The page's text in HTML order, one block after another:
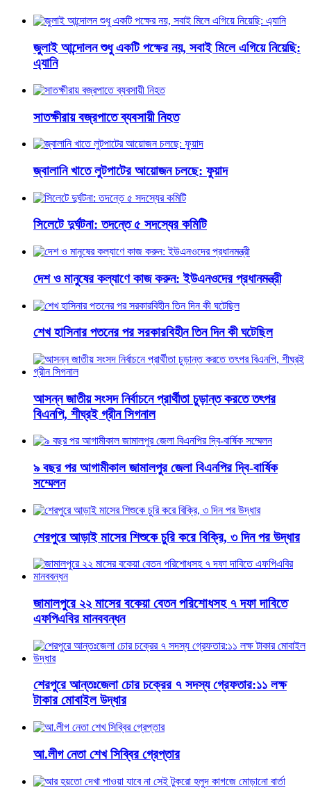
জুলাই আন্দোলন শুধু একটি পক্ষের নয়, সবাই মিলে এগিয়ে নিয়েছি:
এ্যানি
সাতক্ষীরায় বজ্রপাতে ব্যবসায়ী নিহত
জ্বালানি খাতে লুটপাটের আয়োজন চলছে: ফুয়াদ
সিলেটে দুর্ঘটনা: তদন্তে ৫ সদস্যের কমিটি
দেশ ও মানুষের কল্যাণে কাজ করুন: ইউএনওদের প্রধানমন্ত্রী
শেখ হাসিনার পতনের পর সরকারবিহীন তিন দিন কী ঘটেছিল
আসন্ন জাতীয় সংসদ নির্বাচনে প্রার্থীতা চুড়ান্ত করতে তৎপর
বিএনপি, শীঘ্রই গ্রীন সিগনাল
৯ বছর পর আগামীকাল জামালপুর জেলা বিএনপির দ্বি-বার্ষিক
সম্মেলন
শেরপুরে আড়াই মাসের শিশুকে চুরি করে বিক্রি, ৩ দিন পর উদ্ধার
জামালপুরে ২২ মাসের বকেয়া বেতন পরিশোধসহ ৭ দফা দাবিতে
এফপিএবির মানববন্ধন
শেরপুরে আন্তঃজেলা চোর চক্রের ৭ সদস্য গ্রেফতার:১১ লক্ষ
টাকার মোবাইল উদ্ধার
আ.লীগ নেতা শেখ সিব্বির গ্রেপ্তার